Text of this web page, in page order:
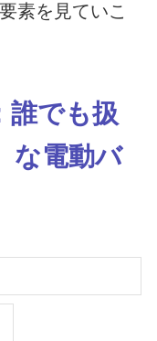
素を見ていこ
でも扱
な電動バ